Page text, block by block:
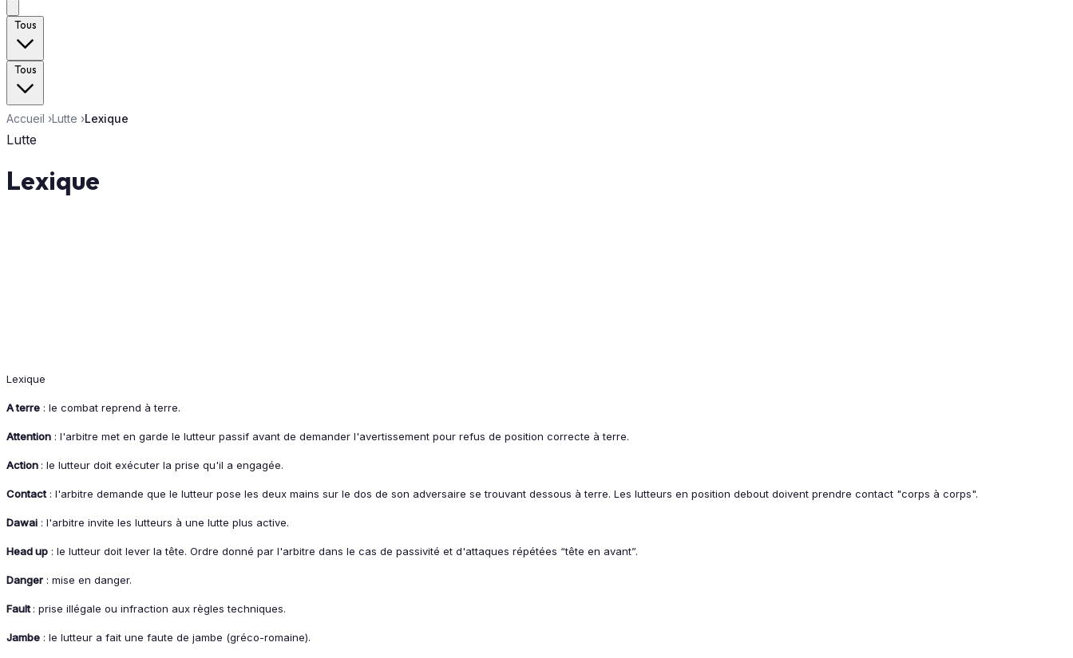
Tous
Tous
Accueil ›Lutte ›Lexique
Lutte
Lexique
Lexique
A terre : le combat reprend à terre.
Attention : l'arbitre met en garde le lutteur passif avant de demander l'avertissement pour refus de position correcte à terre.
Action : le lutteur doit exécuter la prise qu'il a engagée.
Contact : l'arbitre demande que le lutteur pose les deux mains sur le dos de son adversaire se trouvant dessous à terre. Les lutteurs en position debout doivent prendre contact "corps à corps".
Dawai : l'arbitre invite les lutteurs à une lutte plus active.
Head up : le lutteur doit lever la tête. Ordre donné par l'arbitre dans le cas de passivité et d'attaques répétées “tête en avant”.
Danger : mise en danger.
Fault : prise illégale ou infraction aux règles techniques.
Jambe : le lutteur a fait une faute de jambe (gréco-romaine).